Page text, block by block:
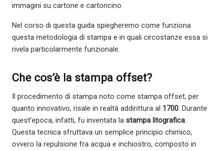
immagini su cartone e cartoncino.
Nel corso di questa guida spiegheremo come funziona
questa metodologia di stampa e in quali circostanze essa si
rivela particolarmente funzionale.
Che cos’è la stampa offset?
Il procedimento di stampa noto come stampa offset, per
quanto innovativo, risale in realtà addirittura al 1700. Durante
quest’epoca, infatti, fu inventata la stampa litografica.
Questa tecnica sfruttava un semplice principio chimico,
ovvero la repulsione fra acqua e inchiostro, composto in